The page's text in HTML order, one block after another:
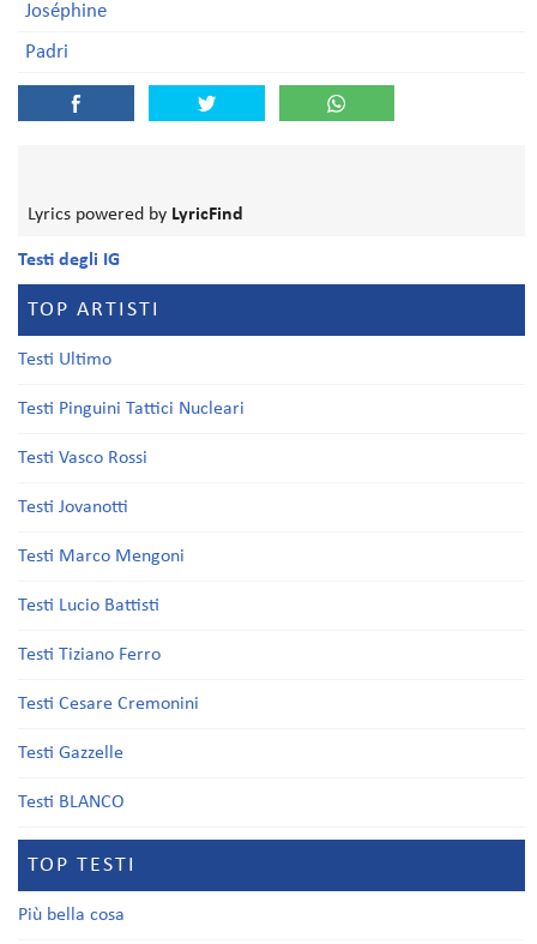
Joséphine
Padri
Lyrics powered by LyricFind
Testi degli IG
TOP ARTISTI
Testi Ultimo
Testi Pinguini Tattici Nucleari
Testi Vasco Rossi
Testi Jovanotti
Testi Marco Mengoni
Testi Lucio Battisti
Testi Tiziano Ferro
Testi Cesare Cremonini
Testi Gazzelle
Testi BLANCO
TOP TESTI
Più bella cosa